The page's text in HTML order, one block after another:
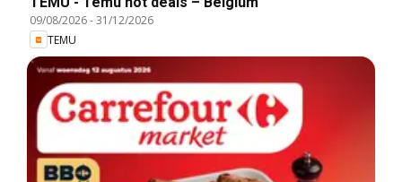
09/08/2026-31/12/2026
TEMU